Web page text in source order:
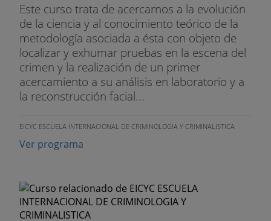
Este curso trata de acercarnos a la evolución
de la ciencia y al conocimiento teórico de la
metodología asociada a ésta con objeto de
localizar y exhumar pruebas en la escena del
crimen y la realización de un primer
acercamiento a su análisis en laboratorio y a
la reconstrucción facial...
EICYC ESCUELA INTERNACIONAL DE CRIMINOLOGIA Y CRIMINALISTICA
Ver programa